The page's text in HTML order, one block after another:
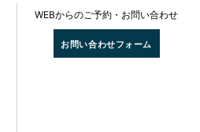
WEBからのご予約・お問い合わせ
お問い合わせフォーム